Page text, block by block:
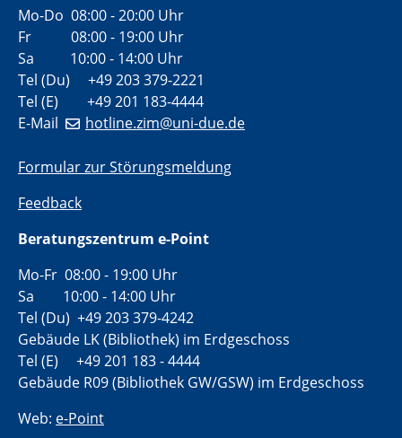
Mo-Do 08:00 - 20:00 Uhr
Fr 08:00 - 19:00 Uhr
Sa 10:00 - 14:00 Uhr
Tel (Du) +49 203 379-2221
Tel (E) +49 201 183-4444
E-Mail
hotline.zim@uni-due.de
Formular zur Störungsmeldung
Feedback
Beratungszentrum e-Point
Mo-Fr 08:00 - 19:00 Uhr
Sa 10:00 - 14:00 Uhr
Tel (Du) +49 203 379-4242
Gebäude LK (Bibliothek) im Erdgeschoss
Tel (E) +49 201 183 - 4444
Gebäude R09 (Bibliothek GW/GSW) im Erdgeschoss
Web: e-Point